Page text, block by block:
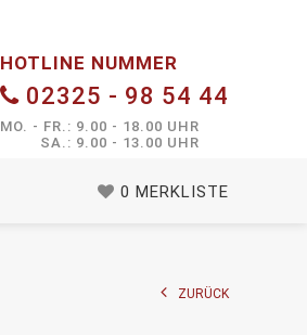
0 MERKLISTE
HOTLINE NUMMER
02325 - 98 54 44
MO. - FR.: 9.00 - 18.00 UHR
SA.: 9.00 - 13.00 UHR
ZURÜCK